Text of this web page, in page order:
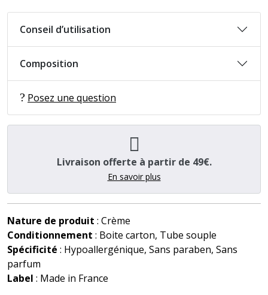
Conseil d’utilisation
Composition
Posez une question
Livraison offerte à partir de 49€.
En savoir plus
Nature de produit : Crème
Conditionnement : Boite carton, Tube souple
Spécificité : Hypoallergénique, Sans paraben, Sans
parfum
Label : Made in France